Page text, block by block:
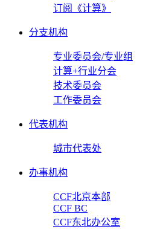
订阅《计算》
分支机构
专业委员会/专业组
计算+行业分会
技术委员会
工作委员会
代表机构
城市代表处
办事机构
CCF北京本部
CCF BC
CCF东北办公室